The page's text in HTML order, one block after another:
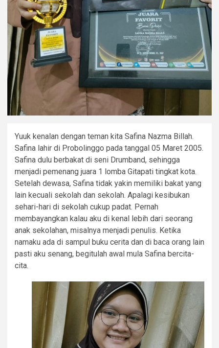
Yuuk kenalan dengan teman kita Safina Nazma Billah.
Safina lahir di Probolinggo pada tanggal 05 Maret 2005.
Safina dulu berbakat di seni Drumband, sehingga
menjadi pemenang juara 1 lomba Gitapati tingkat kota.
Setelah dewasa, Safina tidak yakin memiliki bakat yang
lain kecuali sekolah dan sekolah. Apalagi kesibukan
sehari-hari di sekolah cukup padat. Pernah
membayangkan kalau aku di kenal lebih dari seorang
anak sekolahan, misalnya menjadi penulis. Ketika
namaku ada di sampul buku cerita dan di baca orang lain
pasti aku senang, begitulah awal mula Safina bercita-
cita.